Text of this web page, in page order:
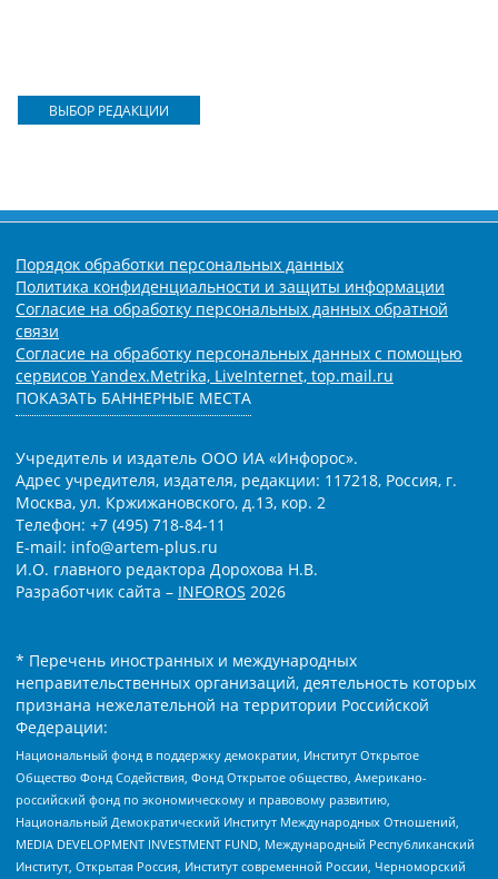
ВЫБОР РЕДАКЦИИ
Порядок обработки персональных данных
Политика конфиденциальности и защиты информации
Согласие на обработку персональных данных обратной
связи
Согласие на обработку персональных данных с помощью
сервисов Yandex.Metrika, LiveInternet, top.mail.ru
ПОКАЗАТЬ БАННЕРНЫЕ МЕСТА
Учредитель и издатель ООО ИА «Инфорос».
Адрес учредителя, издателя, редакции: 117218, Россия, г.
Москва, ул. Кржижановского, д.13, кор. 2
Телефон: +7 (495) 718-84-11
E-mail: info@artem-plus.ru
И.О. главного редактора Дорохова Н.В.
Разработчик сайта – INFOROS 2026
* Перечень иностранных и международных
неправительственных организаций, деятельность которых
признана нежелательной на территории Российской
Федерации:
Национальный фонд в поддержку демократии, Институт Открытое
Общество Фонд Содействия, Фонд Открытое общество, Американо-
российский фонд по экономическому и правовому развитию,
Национальный Демократический Институт Международных Отношений,
MEDIA DEVELOPMENT INVESTMENT FUND, Международный Республиканский
Институт, Открытая Россия, Институт современной России, Черноморский